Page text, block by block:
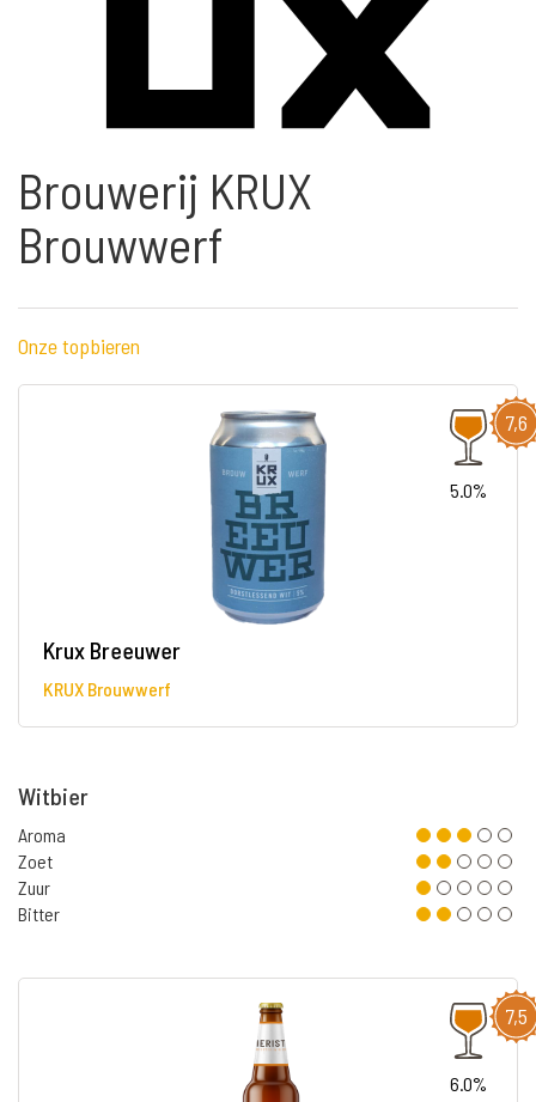
Brouwerij KRUX
Brouwwerf
Onze topbieren
7,6
5.0%
Krux Breeuwer
KRUX Brouwwerf
Witbier
Aroma
Zoet
Zuur
Bitter
7,5
6.0%